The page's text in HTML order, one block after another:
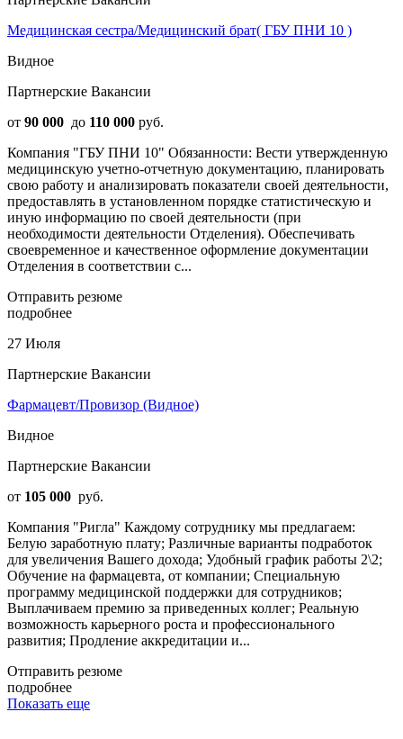
Медицинская сестра/Медицинский брат( ГБУ ПНИ 10 )
Видное
Партнерские Вакансии
от 90 000 до 110 000 руб.
Компания "ГБУ ПНИ 10" Обязанности: Вести утвержденную
медицинскую учетно-отчетную документацию, планировать
свою работу и анализировать показатели своей деятельности,
предоставлять в установленном порядке статистическую и
иную информацию по своей деятельности (при
необходимости деятельности Отделения). Обеспечивать
своевременное и качественное оформление документации
Отделения в соответствии с...
Отправить резюме
подробнее
27 Июля
Партнерские Вакансии
Фармацевт/Провизор (Видное)
Видное
Партнерские Вакансии
от 105 000 руб.
Компания "Ригла" Каждому сотруднику мы предлагаем:
Белую заработную плату; Различные варианты подработок
для увеличения Вашего дохода; Удобный график работы 2\2;
Обучение на фармацевта, от компании; Специальную
программу медицинской поддержки для сотрудников;
Выплачиваем премию за приведенных коллег; Реальную
возможность карьерного роста и профессионального
развития; Продление аккредитации и...
Отправить резюме
подробнее
Показать еще